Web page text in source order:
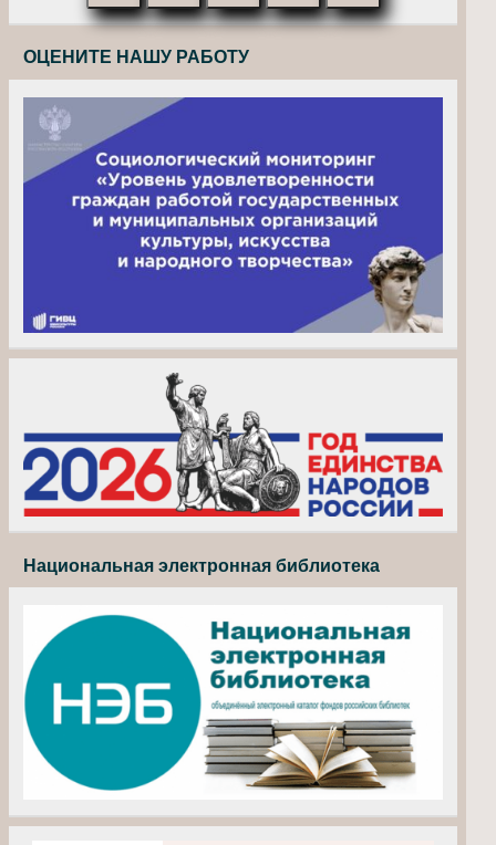
ОЦЕНИТЕ НАШУ РАБОТУ
Национальная электронная библиотека